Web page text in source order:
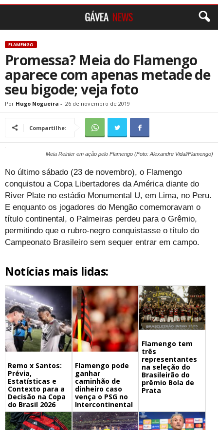
FLAMENGO
Promessa? Meia do Flamengo
aparece com apenas metade de
seu bigode; veja foto
Por Hugo Nogueira - 26 de novembro de 2019
Compartilhe:
Meia Reinier em ação pelo Flamengo (Foto: Alexandre Vidal/Flamengo)
No último sábado (23 de novembro), o Flamengo
conquistou a Copa Libertadores da América diante do
River Plate no estádio Monumental U, em Lima, no Peru.
E enquanto os jogadores do Mengão comemoravam o
título continental, o Palmeiras perdeu para o Grêmio,
permitindo que o rubro-negro conquistasse o título do
Campeonato Brasileiro sem sequer entrar em campo.
Notícias mais lidas:
Remo x Santos:
Prévia,
Estatísticas e
Contexto para a
Decisão na Copa
do Brasil 2026
Flamengo pode
ganhar
caminhão de
dinheiro caso
vença o PSG no
Intercontinental
Flamengo tem
três
representantes
na seleção do
Brasileirão do
prêmio Bola de
Prata